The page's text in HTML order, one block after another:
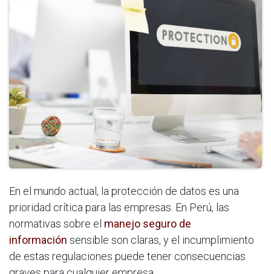
En el mundo actual, la protección de datos es una
prioridad crítica para las empresas. En Perú, las
normativas sobre el manejo seguro de
información sensible son claras, y el incumplimiento
de estas regulaciones puede tener consecuencias